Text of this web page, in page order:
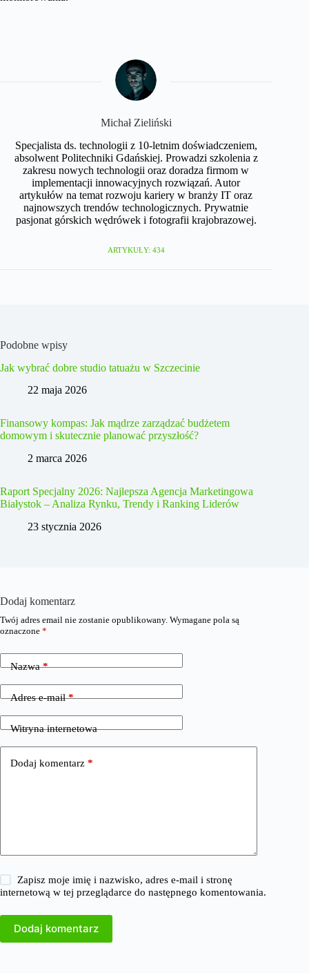
Michał Zieliński
Specjalista ds. technologii z 10-letnim doświadczeniem,
absolwent Politechniki Gdańskiej. Prowadzi szkolenia z
zakresu nowych technologii oraz doradza firmom w
implementacji innowacyjnych rozwiązań. Autor
artykułów na temat rozwoju kariery w branży IT oraz
najnowszych trendów technologicznych. Prywatnie
pasjonat górskich wędrówek i fotografii krajobrazowej.
ARTYKUŁY: 434
Podobne wpisy
Jak wybrać dobre studio tatuażu w Szczecinie
22 maja 2026
Finansowy kompas: Jak mądrze zarządzać budżetem
domowym i skutecznie planować przyszłość?
2 marca 2026
Raport Specjalny 2026: Najlepsza Agencja Marketingowa
Białystok – Analiza Rynku, Trendy i Ranking Liderów
23 stycznia 2026
Dodaj komentarz
Twój adres email nie zostanie opublikowany. Wymagane pola są
oznaczone *
Nazwa*
Adres e-mail*
Witryna internetowa
Dodaj komentarz *
Zapisz moje imię i nazwisko, adres e-mail i stronę
internetową w tej przeglądarce do następnego komentowania.
Dodaj komentarz